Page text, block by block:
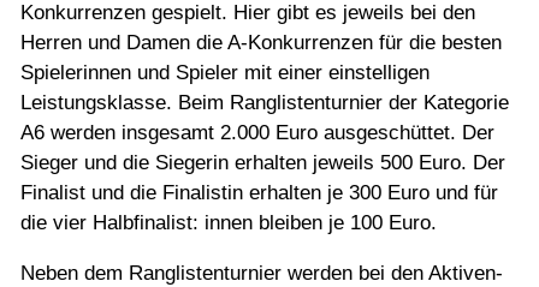
Konkurrenzen gespielt. Hier gibt es jeweils bei den
Herren und Damen die A-Konkurrenzen für die besten
Spielerinnen und Spieler mit einer einstelligen
Leistungsklasse. Beim Ranglistenturnier der Kategorie
A6 werden insgesamt 2.000 Euro ausgeschüttet. Der
Sieger und die Siegerin erhalten jeweils 500 Euro. Der
Finalist und die Finalistin erhalten je 300 Euro und für
die vier Halbfinalist: innen bleiben je 100 Euro.
Neben dem Ranglistenturnier werden bei den Aktiven-